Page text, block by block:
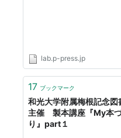
lab.p-press.jp
17 ブックマーク
和光大学附属梅根記念図
主催 製本講座『My本
り』part１